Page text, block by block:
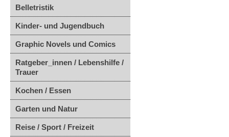
Belletristik
Kinder- und Jugendbuch
Graphic Novels und Comics
Ratgeber_innen / Lebenshilfe /
Trauer
Kochen / Essen
Garten und Natur
Reise / Sport / Freizeit